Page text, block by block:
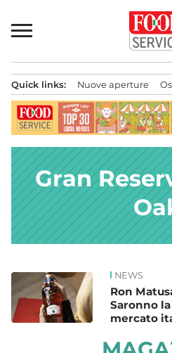
al
contenuto
principale
Quick links: Nuove aperture
Gran
News NEWS
Ron
Saronno
mercato